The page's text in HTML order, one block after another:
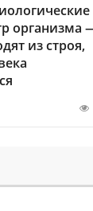
организма
из строя,